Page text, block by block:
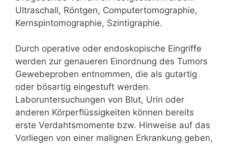
Ultraschall, Röntgen, Computertomographie,
Kernspintomographie, Szintigraphie.
Durch operative oder endoskopische Eingriffe
werden zur genaueren Einordnung des Tumors
Gewebeproben entnommen, die als gutartig
oder bösartig eingestuft werden.
Laboruntersuchungen von Blut, Urin oder
anderen Körperflüssigkeiten können bereits
erste Verdahtsmomente bzw. Hinweise auf das
Vorliegen von einer malignen Erkrankung geben,